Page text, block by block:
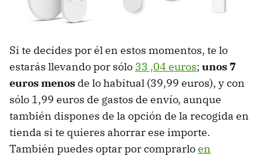
Si te decides por él en estos momentos, te lo
estarás llevando por sólo 33 ,04 euros; unos 7
euros menos de lo habitual (39,99 euros), y con
sólo 1,99 euros de gastos de envío, aunque
también dispones de la opción de la recogida en
tienda si te quieres ahorrar ese importe.
También puedes optar por comprarloen